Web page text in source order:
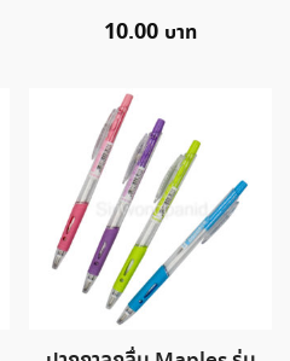
10.00